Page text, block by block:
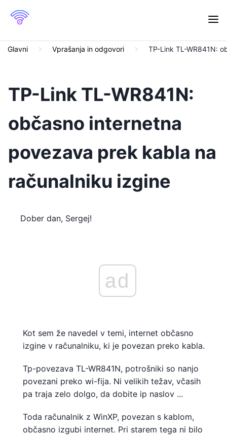
Glavni Vprašanja in odgovori TP-Link TL-WR841N:
TP-Link TL-WR841N:
občasno internetna
povezava prek kabla na
računalniku izgine
Dober dan, Sergej!
ad
Kot sem že navedel v temi, internet občasno
izgine v računalniku, ki je povezan preko kabla.
Tp-povezava TL-WR841N, potrošniki so nanjo
povezani preko wi-fija. Ni velikih težav, včasih
pa traja zelo dolgo, da dobite ip naslov ...
Toda računalnik z WinXP, povezan s kablom,
občasno izgubi internet. Pri starem tega ni bilo